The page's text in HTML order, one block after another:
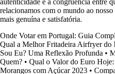
autenticidade e a congruência entre
relacionamos com o mundo ao
mais genuína e satisfatória.
Onde Votar em Portugal: Guia
Qual a Melhor Fritadeira Airfryer do
Sou Eu? Uma Reflexão Profunda •
Quem? • Qual o Valor do Euro
Morangos com Açúcar 2023 •